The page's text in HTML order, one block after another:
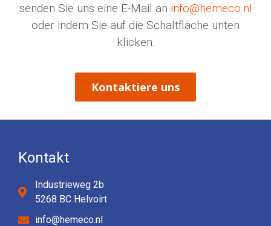
senden Sie uns eine E-Mail an info@hemeco.nl
oder indem Sie auf die Schaltfläche unten
klicken.
Kontaktiere uns
Kontakt
Industrieweg 2b
5268 BC Helvoirt
info@hemeco.nl